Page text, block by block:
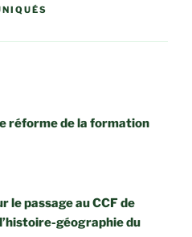
réforme de la formation
le passage au CCF de
géographie du